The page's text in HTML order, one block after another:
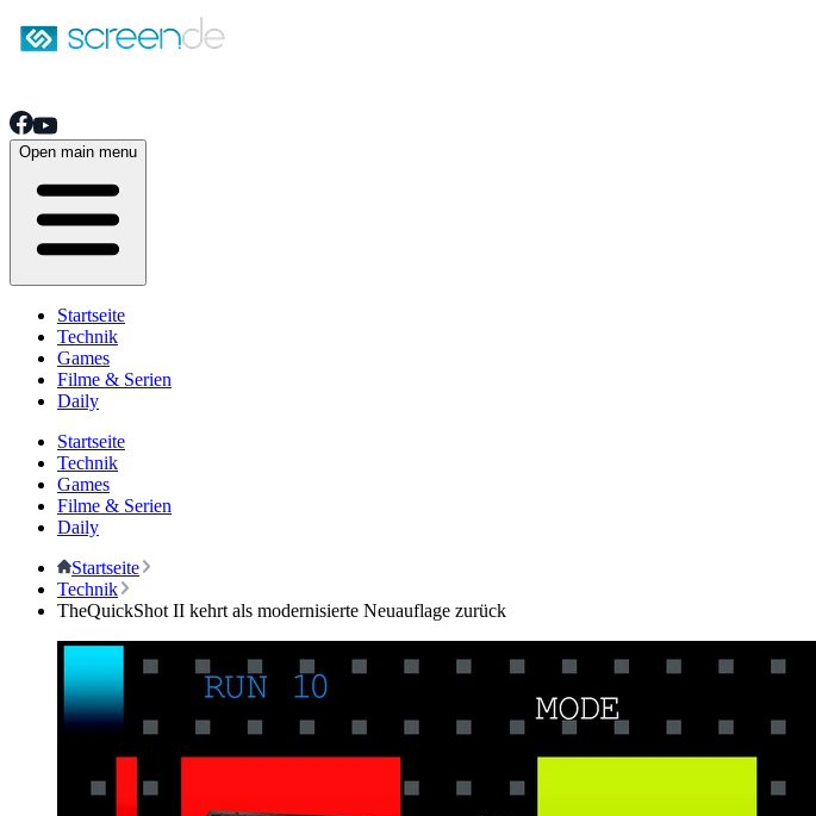
Open main menu
Startseite
Technik
Games
Filme & Serien
Daily
Startseite
Technik
Games
Filme & Serien
Daily
Startseite
Technik
TheQuickShot II kehrt als modernisierte Neuauflage zurück